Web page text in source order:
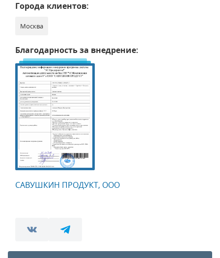
Города клиентов:
Москва
Благодарность за внедрение:
САВУШКИН ПРОДУКТ, ООО